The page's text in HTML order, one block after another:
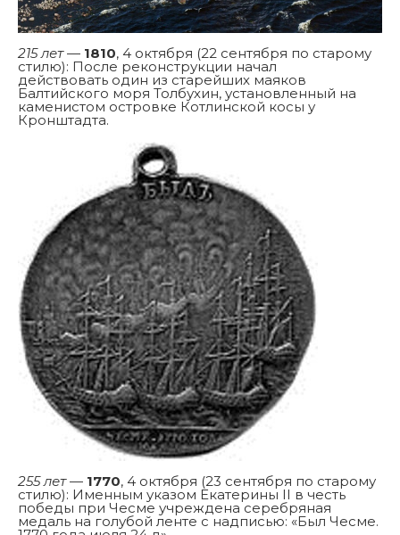
215 лет— 1810, 4 октября (22 сентября по старому
стилю): После реконструкции начал
действовать один из старейших маяков
Балтийского моря Толбухин, установленный на
каменистом островке Котлинской косы у
Кронштадта.
255 лет— 1770, 4 октября (23 сентября по старому
стилю): Именным указом Екатерины II в честь
победы при Чесме учреждена серебряная
медаль на голубой ленте с надписью: «Был Чесме.